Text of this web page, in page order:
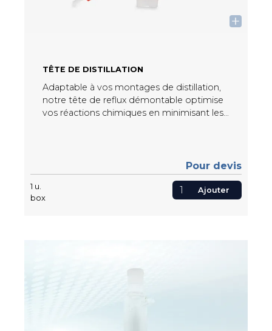
TÊTE DE DISTILLATION
Adaptable à vos montages de distillation,
notre tête de reflux démontable optimise
vos réactions chimiques en minimisant les
1 u.
box
Pour devis
Ajouter